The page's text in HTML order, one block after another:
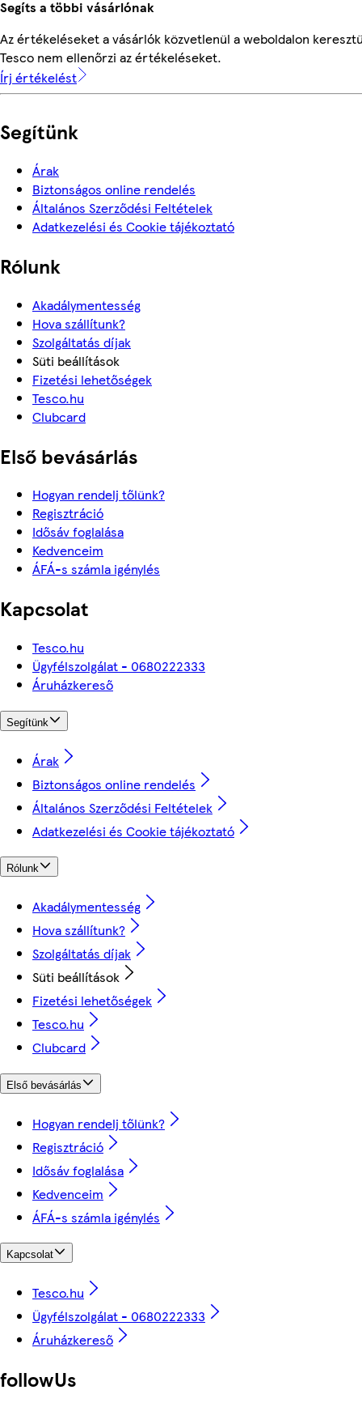
Segíts a többi vásárlónak
Az értékeléseket a vásárlók közvetlenül a weboldalon
Tesco nem ellenőrzi az értékeléseket.
Írj értékelést
Segítünk
Árak
Biztonságos online rendelés
Általános Szerződési Feltételek
Adatkezelési és Cookie tájékoztató
Rólunk
Akadálymentesség
Hova szállítunk?
Szolgáltatás díjak
Süti beállítások
Fizetési lehetőségek
Tesco.hu
Clubcard
Első bevásárlás
Hogyan rendelj tőlünk?
Regisztráció
Idősáv foglalása
Kedvenceim
ÁFÁ-s számla igénylés
Kapcsolat
Tesco.hu
Ügyfélszolgálat - 0680222333
Áruházkereső
Segítünk
Árak
Biztonságos online rendelés
Általános Szerződési Feltételek
Adatkezelési és Cookie tájékoztató
Rólunk
Akadálymentesség
Hova szállítunk?
Szolgáltatás díjak
Süti beállítások
Fizetési lehetőségek
Tesco.hu
Clubcard
Első bevásárlás
Hogyan rendelj tőlünk?
Regisztráció
Idősáv foglalása
Kedvenceim
ÁFÁ-s számla igénylés
Kapcsolat
Tesco.hu
Ügyfélszolgálat - 0680222333
Áruházkereső
followUs